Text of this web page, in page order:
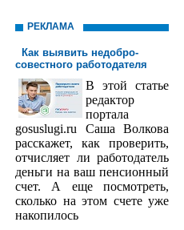
РЕКЛАМА
Как выявить недобро­
совестного работодателя
В этой статье
редактор
порта­ла
gosuslugi.ru Саша Волкова
расскажет, как проверить,
отчисляет ли работодатель
деньги на ваш пенсионный
счет. А еще посмотреть,
сколько на этом счете уже
накопилось